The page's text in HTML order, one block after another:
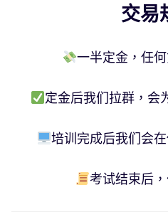
交易
一半定金，任
定金后我们拉群，会
培训完成后我们会
考试结束后